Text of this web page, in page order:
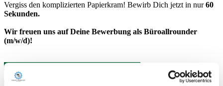
Vergiss den komplizierten Papierkram! Bewirb Dich jetzt in nur60
Sekunden.
Wir freuen uns auf Deine Bewerbung als Büroallrounder
(m/w/d)!
JETZT IN 60 SEKUNDEN BEWERBEN
*Anzeige enthält mit KI erstellte oder bearbeitete Medien
Beginn: